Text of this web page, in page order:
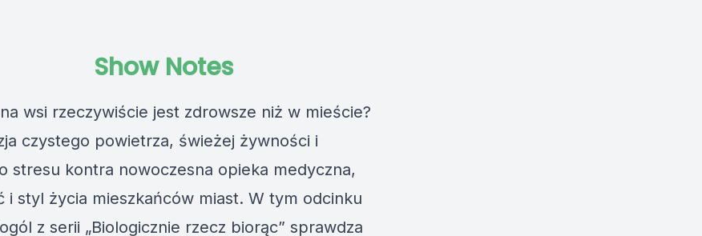
Show Notes
wsi rzeczywiście jest zdrowsze niż w mieście?
czystego powietrza, świeżej żywności i
stresu kontra nowoczesna opieka medyczna,
i styl życia mieszkańców miast. W tym odcinku
z serii „Biologicznie rzecz biorąc” sprawdza